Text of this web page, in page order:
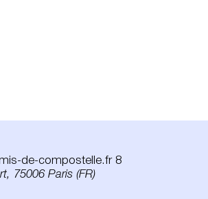
de-compostelle.fr 8
75006 Paris (FR)